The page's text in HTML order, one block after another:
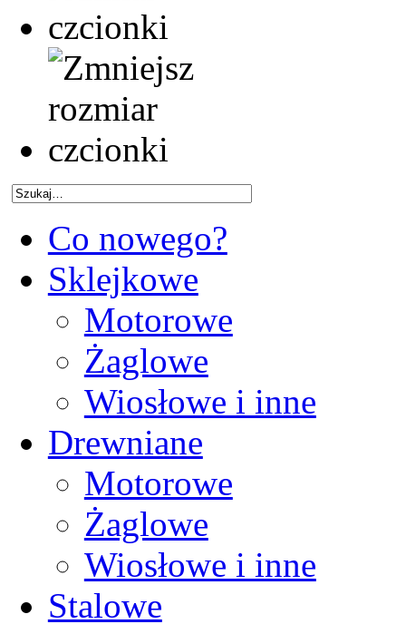
Co nowego?
Sklejkowe
Motorowe
Żaglowe
Wiosłowe i inne
Drewniane
Motorowe
Żaglowe
Wiosłowe i inne
Stalowe